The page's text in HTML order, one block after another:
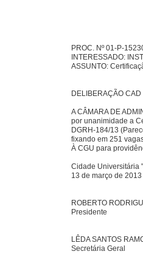
PROC. Nº 01-P-
INTERESSADO:
ASSUNTO:
DELIBERAÇÃO CAD
A CÂMARA DE
por unanimidade a
DGRH-184/13
fixando em 251
À CGU para
Cidade Universitária
13 de março de 2013
ROBERTO
Presidente
LÊDA SANTOS
Secretária Geral